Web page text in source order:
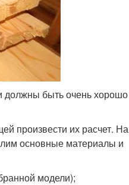
должны быть очень хорошо
произвести их расчет. На
основные материалы и
модели);